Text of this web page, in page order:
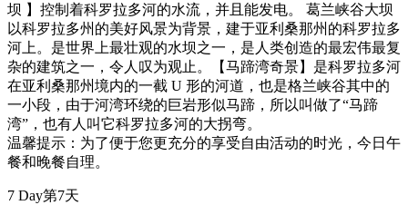
坝 】控制着科罗拉多河的水流，并且能发电。 葛兰峡谷大坝
以科罗拉多州的美好风景为背景，建于亚利桑那州的科罗拉多
河上。是世界上最壮观的水坝之一，是人类创造的最宏伟最复
杂的建筑之一，令人叹为观止。【马蹄湾奇景】是科罗拉多河
在亚利桑那州境内的一截 U 形的河道，也是格兰峡谷其中的
一小段，由于河湾环绕的巨岩形似马蹄，所以叫做了“马蹄
湾”，也有人叫它科罗拉多河的大拐弯。
温馨提示：为了便于您更充分的享受自由活动的时光，今日午
餐和晚餐自理。
7 Day第7天